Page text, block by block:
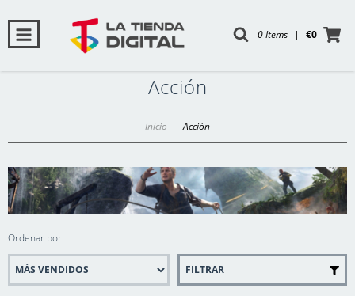
0 Items | €0
Acción
Inicio - Acción
Ordenar por
FILTRAR